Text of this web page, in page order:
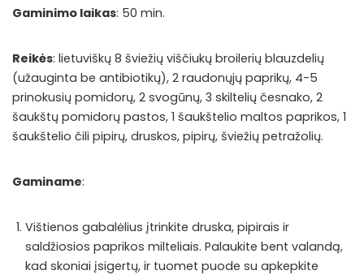
Gaminimo laikas: 50 min.
Reikės: lietuviškų 8 šviežių viščiukų broilerių blauzdelių
(užauginta be antibiotikų), 2 raudonųjų paprikų, 4-5
prinokusių pomidorų, 2 svogūnų, 3 skiltelių česnako, 2
šaukštų pomidorų pastos, 1 šaukštelio maltos paprikos, 1
šaukštelio čili pipirų, druskos, pipirų, šviežių petražolių.
Gaminame:
Vištienos gabalėlius įtrinkite druska, pipirais ir
saldžiosios paprikos milteliais. Palaukite bent valandą,
kad skoniai įsigertų, ir tuomet puode su apkepkite